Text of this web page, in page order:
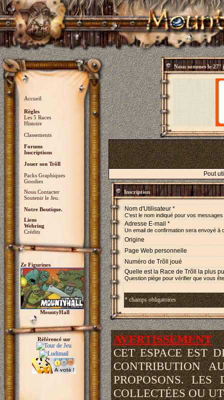
Accueil
Règles
Les 5 Races
Histoire
Classements
Forums
Inscriptions
Jouer son Trõll
Packs Graphiques
Goodies
Nous Contacter
Soutenir le Jeu.
Notre Boutique.
Liens
Webring
Crédits
Ze Figurines
MountyHall
Référencé sur
Nous sommes le27°
Pout
Inscription
Nom d'Utilisateur *
C'est le nom indiqué pour vos
Adresse E-mail *
Un email de confirmation sera envoyé à
Origine
Page Web personnelle
Numéro de Trõll joué
Quelle est la Race de Trõll la plus
Question piège pour vérifier que vous
* champs obligatoires
AVERTISSEMENT
CET ESPACE EST
CONTRIBUTION
PROPOSONS.
COLLECTÉES OU